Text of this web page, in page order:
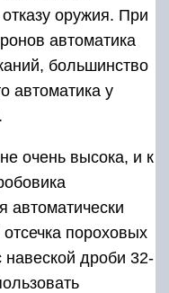
оружия. При
автоматика
большинство
автоматика у
очень высока, и к
автоматически
пороховых
навеской дроби 32-